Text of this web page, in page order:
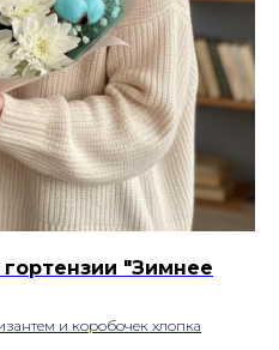
гортензии "Зимнее
и коробочек хлопка